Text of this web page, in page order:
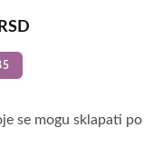
RSDCurrent
se mogu sklapati po